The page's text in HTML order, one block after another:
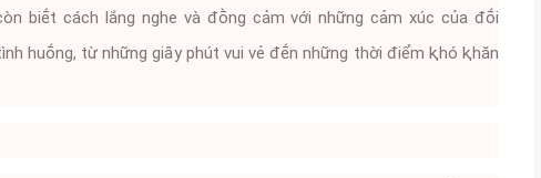
biḗt cách lắng nghe và ᵭṑng cảm với những cảm xúc của ᵭṓi
huṓng, từ những giȃy phút vui vẻ ᵭḗn những thời ᵭiểm ⱪhó ⱪhăn